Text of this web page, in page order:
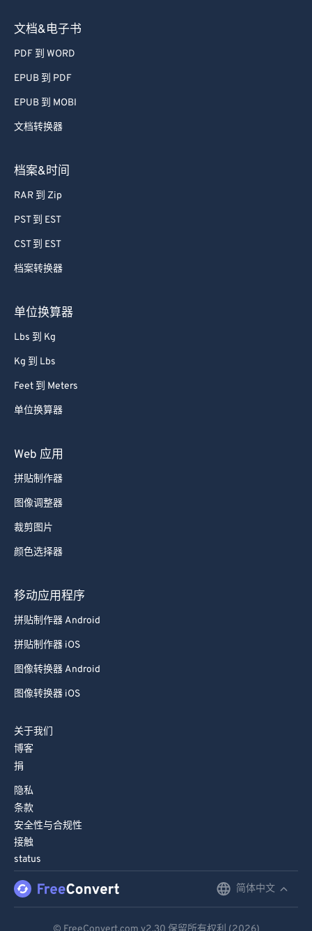
文档&电子书
PDF 到 WORD
EPUB 到 PDF
EPUB 到 MOBI
文档转换器
档案&时间
RAR 到 Zip
PST 到 EST
CST 到 EST
档案转换器
单位换算器
Lbs 到 Kg
Kg 到 Lbs
Feet 到 Meters
单位换算器
Web 应用
拼贴制作器
图像调整器
裁剪图片
颜色选择器
移动应用程序
拼贴制作器 Android
拼贴制作器 iOS
图像转换器 Android
图像转换器 iOS
关于我们
博客
捐
隐私
条款
安全性与合规性
接触
status
简体中文